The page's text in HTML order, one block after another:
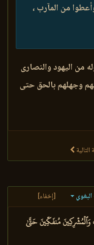
من المآرب ،
من اليهود والنصارى
وجهلهم بالحق حتى
التالية
[إخفاء]
مُنفَكِّينَ حَتَّىٰ